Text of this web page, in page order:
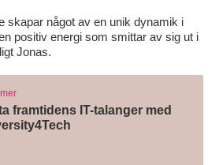
skapar något av en unik dynamik i
positiv energi som smittar av sig ut i
Jonas.
framtidens IT-talanger med